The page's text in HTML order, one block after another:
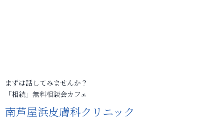
まずは話してみませんか？
「相続」無料相談会カフェ
南芦屋浜皮膚科クリニック